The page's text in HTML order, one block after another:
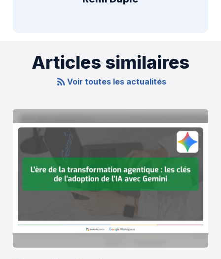
Articles similaires
Voir toutes les actualités